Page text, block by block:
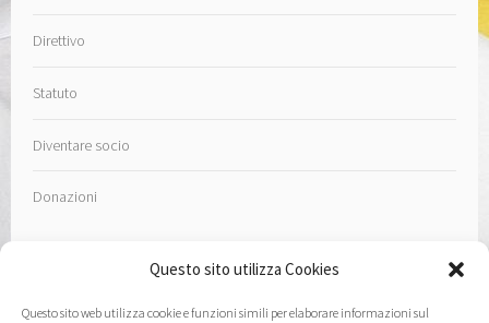
Questo sito utilizza Cookies
Questo sito web utilizza cookie e funzioni simili per elaborare informazioni sul
Direttivo
Statuto
Diventare socio
Donazioni